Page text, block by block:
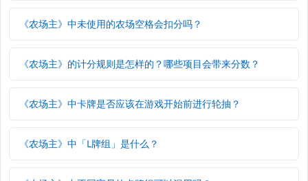
《农场主》中未使用的农场空格会扣分吗？
《农场主》的计分规则是怎样的？哪些项目会带来分数？
《农场主》中卡牌是否应该在游戏开始前进行轮抽？
《农场主》中「L牌组」是什么？